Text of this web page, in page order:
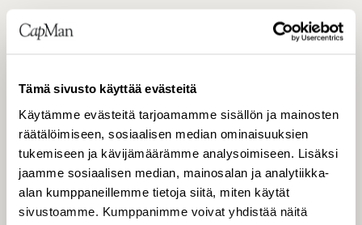
Tämä sivusto käyttää evästeitä
Käytämme evästeitä tarjoamamme sisällön ja mainosten
räätälöimiseen, sosiaalisen median ominaisuuksien
tukemiseen ja kävijämäärämme analysoimiseen. Lisäksi
jaamme sosiaalisen median, mainosalan ja analytiikka-
alan kumppaneillemme tietoja siitä, miten käytät
sivustoamme. Kumppanimme voivat yhdistää näitä
Vuosikertomus vuodelta 2001 ilmestyy viikolla
muuta sijoittajatietoa löytyy kotisivuiltamme
osoitteessa www.capman.fi.
Liitteet